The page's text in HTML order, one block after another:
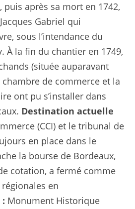
puis après sa mort en 1742,
Gabriel qui
sous l’intendance du
À la fin du chantier en 1749,
(située auparavant
chambre de commerce et la
ont pu s’installer dans
Destination actuelle
(CCI) et le tribunal de
en place dans le
la bourse de Bordeaux,
cotation, a fermé comme
en
Monument Historique